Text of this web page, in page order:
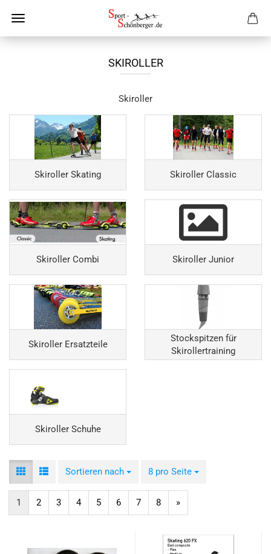
SKIROLLER
Skiroller
Skiroller Skating Skiroller Classic
Skiroller Combi Skiroller Junior
Skiroller Ersatzteile
Stockspitzen für
Skirollertraining
Skiroller Schuhe
Sortieren nach
Sortieren nach 8 pro Seite
pro Seite
1 2 3 4 5 6 7 8 »